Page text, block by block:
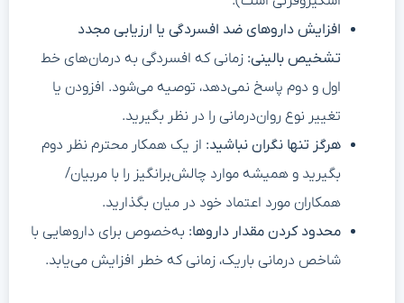
افزایش داروهای ضد افسردگی یا ارزیابی مجدد
تشخیص بالینی: زمانی که افسردگی به درمان‌های خط
اول و دوم پاسخ نمی‌دهد، توصیه می‌شود. افزودن یا
تغییر نوع روان‌درمانی را در نظر بگیرید.
هرگز تنها نگران نباشید: از یک همکار محترم نظر دوم
بگیرید و همیشه موارد چالش‌برانگیز را با مربیان/
همکاران مورد اعتماد خود در میان بگذارید.
محدود کردن مقدار داروها: به‌خصوص برای داروهایی با
شاخص درمانی باریک، زمانی که خطر افزایش می‌یابد.